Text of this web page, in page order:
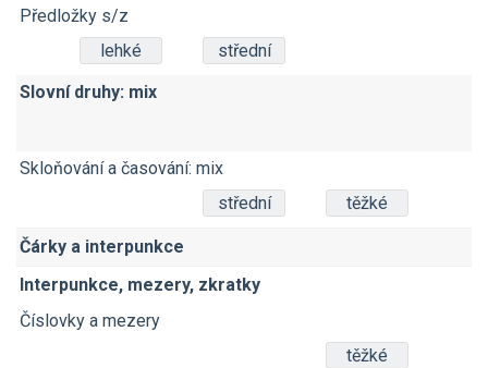
Předložky s/z
lehké
střední
Slovní druhy: mix
Skloňování a časování: mix
střední
těžké
Čárky a interpunkce
Interpunkce, mezery, zkratky
Číslovky a mezery
těžké